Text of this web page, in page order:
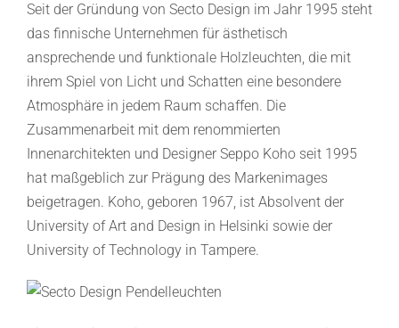
Seit der Gründung von Secto Design im Jahr 1995 steht
das finnische Unternehmen für ästhetisch
ansprechende und funktionale Holzleuchten, die mit
ihrem Spiel von Licht und Schatten eine besondere
Atmosphäre in jedem Raum schaffen. Die
Zusammenarbeit mit dem renommierten
Innenarchitekten und Designer Seppo Koho seit 1995
hat maßgeblich zur Prägung des Markenimages
beigetragen. Koho, geboren 1967, ist Absolvent der
University of Art and Design in Helsinki sowie der
University of Technology in Tampere.